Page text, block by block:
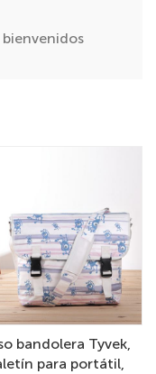
bienvenidos
bandolera Tyvek,
para portátil,